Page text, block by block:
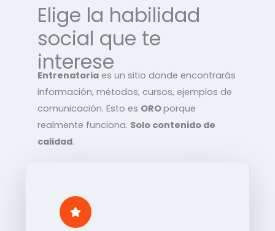
Elige la habilidad
social que te
interese
Entrenatoria es un sitio donde encontrarás
información, métodos, cursos, ejemplos de
comunicación. Esto es OROporque
realmente funciona. Solo contenido de
calidad.